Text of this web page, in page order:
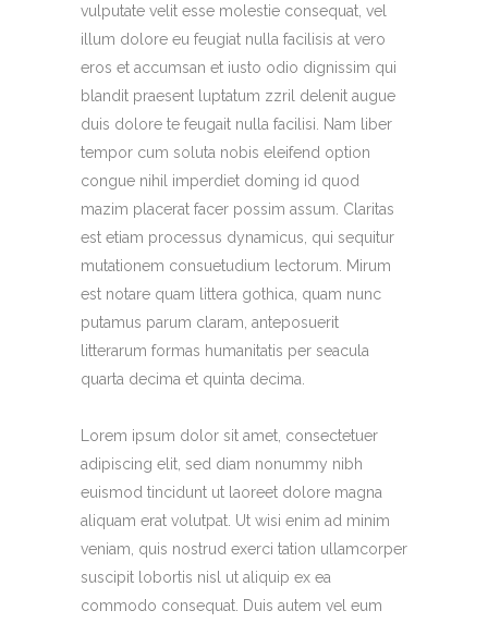
vulputate velit esse molestie consequat, vel
illum dolore eu feugiat nulla facilisis at vero
eros et accumsan et iusto odio dignissim qui
blandit praesent luptatum zzril delenit augue
duis dolore te feugait nulla facilisi. Nam liber
tempor cum soluta nobis eleifend option
congue nihil imperdiet doming id quod
mazim placerat facer possim assum. Claritas
est etiam processus dynamicus, qui sequitur
mutationem consuetudium lectorum. Mirum
est notare quam littera gothica, quam nunc
putamus parum claram, anteposuerit
litterarum formas humanitatis per seacula
quarta decima et quinta decima.
Lorem ipsum dolor sit amet, consectetuer
adipiscing elit, sed diam nonummy nibh
euismod tincidunt ut laoreet dolore magna
aliquam erat volutpat. Ut wisi enim ad minim
veniam, quis nostrud exerci tation ullamcorper
suscipit lobortis nisl ut aliquip ex ea
commodo consequat. Duis autem vel eum